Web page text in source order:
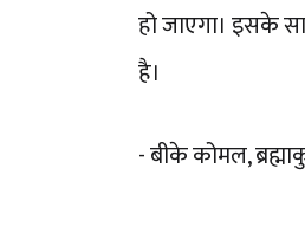
हो जाएगा। इसके
है।
- बीके कोमल,